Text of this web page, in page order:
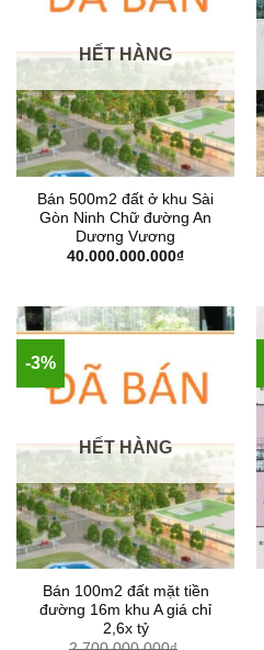
HẾT HÀNG
Bán 500m2 đất ở khu Sài
Gòn Ninh Chữ đường An
Dương Vương
40.000.000.000₫
-3%
HẾT HÀNG
Bán 100m2 đất mặt tiền
đường 16m khu A giá chỉ
2,6x tỷ